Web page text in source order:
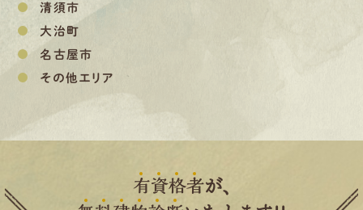
清須市
大治町
名古屋市
その他エリア
有資格者が、